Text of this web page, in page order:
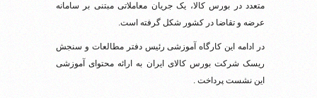
متعدد در بورس کالا، یک جریان معاملاتی مبتنی بر سامانه
عرضه و تقاضا در کشور شکل گرفته است.
در ادامه این کارگاه آموزشی رئیس دفتر مطالعات و سنجش
ریسک شرکت بورس کالای ایران به ارائه محتوای آموزشی
این نشست پرداخت .